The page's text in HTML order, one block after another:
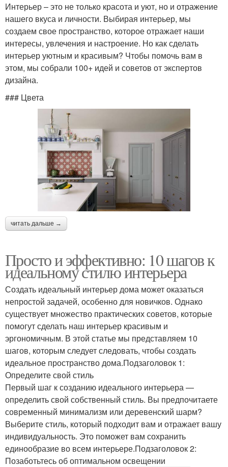
Интерьер – это не только красота и уют, но и отражение
нашего вкуса и личности. Выбирая интерьер, мы
создаем свое пространство, которое отражает наши
интересы, увлечения и настроение. Но как сделать
интерьер уютным и красивым? Чтобы помочь вам в
этом, мы собрали 100+ идей и советов от экспертов
дизайна.
### Цвета
читать дальше →
Просто и эффективно: 10 шагов к
идеальному стилю интерьера
Создать идеальный интерьер дома может оказаться
непростой задачей, особенно для новичков. Однако
существует множество практических советов, которые
помогут сделать наш интерьер красивым и
эргономичным. В этой статье мы представляем 10
шагов, которым следует следовать, чтобы создать
идеальное пространство дома.Подзаголовок 1:
Определите свой стиль
Первый шаг к созданию идеального интерьера —
определить свой собственный стиль. Вы предпочитаете
современный минимализм или деревенский шарм?
Выберите стиль, который подходит вам и отражает вашу
индивидуальность. Это поможет вам сохранить
единообразие во всем интерьере.Подзаголовок 2:
Позаботьтесь об оптимальном освещении